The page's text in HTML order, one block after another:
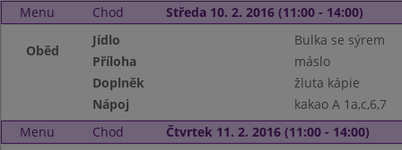
Menu
Chod Středa 10. 2. 2016 (11:00 - 14:00)
Oběd
Jídlo
Bulka se sýrem
Příloha
máslo
Doplněk
žluta kápie
Nápoj
kakao A 1a,c,6,7
Menu
Chod Čtvrtek 11. 2. 2016 (11:00 - 14:00)